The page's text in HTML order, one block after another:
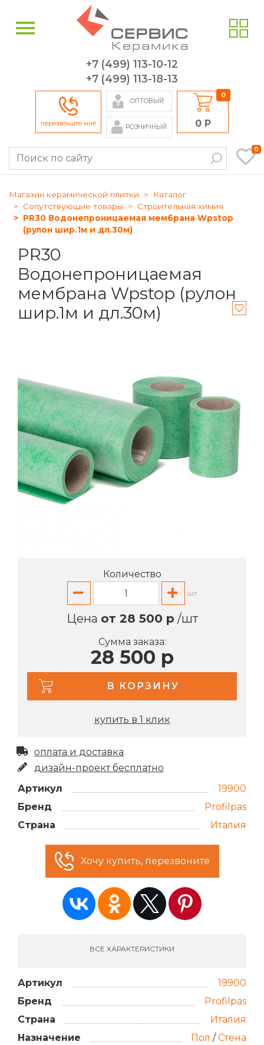
+7 (499) 113-10-12
+7 (499) 113-18-13
перезвоните мне
ОПТОВЫЙ
РОЗНИЧНЫЙ
0
0 Р
0
Магазин керамической плитки
Каталог
Сопутствующие товары
Строительная химия
PR30 Водонепроницаемая мембрана Wpstop
(рулон шир.1м и дл.30м)
PR30
Водонепроницаемая
мембрана Wpstop (рулон
шир.1м и дл.30м)
Количество
шт
Цена от 28 500 р /шт
Сумма заказа:
28 500 р
В КОРЗИНУ
купить в 1 клик
оплата и доставка
дизайн-проект бесплатно
Артикул
19900
Бренд
Profilpas
Страна
Италия
Хочу купить, перезвоните
ВСЕ ХАРАКТЕРИСТИКИ
Артикул
19900
Бренд
Profilpas
Страна
Италия
Назначение
Пол /Стена